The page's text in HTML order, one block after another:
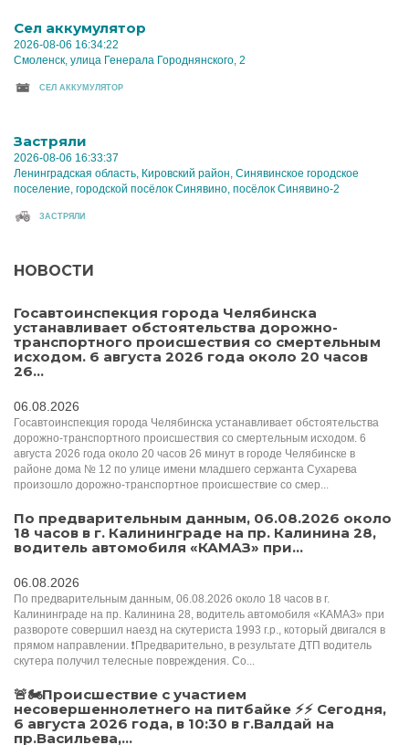
Cел аккумулятор
2026-08-06 16:34:22
Смоленск, улица Генерала Городнянского, 2
CЕЛ АККУМУЛЯТОР
Застряли
2026-08-06 16:33:37
Ленинградская область, Кировский район, Синявинское городское
поселение, городской посёлок Синявино, посёлок Синявино-2
ЗАСТРЯЛИ
НОВОСТИ
Госавтоинспекция города Челябинска
устанавливает обстоятельства дорожно-
транспортного происшествия со смертельным
исходом. 6 августа 2026 года около 20 часов
26...
06.08.2026
Госавтоинспекция города Челябинска устанавливает обстоятельства
дорожно-транспортного происшествия со смертельным исходом. 6
августа 2026 года около 20 часов 26 минут в городе Челябинске в
районе дома № 12 по улице имени младшего сержанта Сухарева
произошло дорожно-транспортное происшествие со смер...
По предварительным данным, 06.08.2026 около
18 часов в г. Калининграде на пр. Калинина 28,
водитель автомобиля «КАМАЗ» при...
06.08.2026
По предварительным данным, 06.08.2026 около 18 часов в г.
Калининграде на пр. Калинина 28, водитель автомобиля «КАМАЗ» при
развороте совершил наезд на скутериста 1993 г.р., который двигался в
прямом направлении. ❗️Предварительно, в результате ДТП водитель
скутера получил телесные повреждения. Со...
🚨🏍Происшествие с участием
несовершеннолетнего на питбайке ⚡️⚡️️ Сегодня,
6 августа 2026 года, в 10:30 в г.Валдай на
пр.Васильева,...